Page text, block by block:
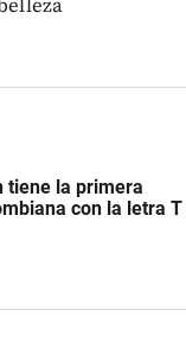
tiene la primera
con la letra T